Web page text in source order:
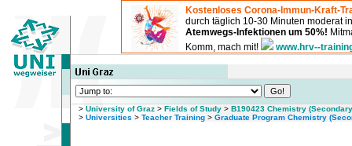
Kostenloses Corona-Immun-Kraft-
durch täglich 10-30 Minuten moderat
Atemwegs-Infektionen um 50%!
Komm, mach mit!
www.hrv--
> University of Graz > Fields of Study > B190423 Chemistry
> Universities > Teacher Training > Graduate Program Chemistry